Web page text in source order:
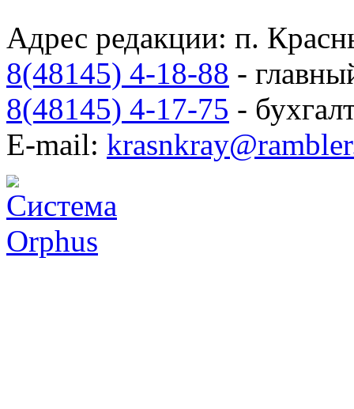
Адрес редакции: п.
8(48145) 4-18-88 -
8(48145) 4-17-75 -
E-mail: